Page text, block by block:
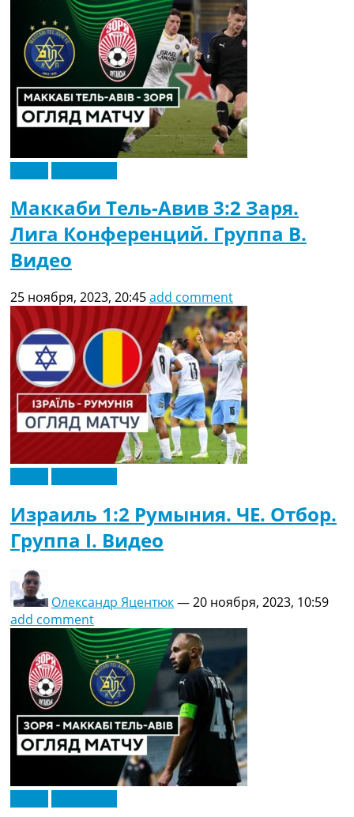
Маккаби Тель-Авив 3:2 Заря.
Лига Конференций. Группа B.
Видео
25 ноября, 2023, 20:45add comment
Израиль 1:2 Румыния. ЧЕ. Отбор.
Группа I. Видео
Олександр Яцентюк—20 ноября, 2023, 10:59
add comment